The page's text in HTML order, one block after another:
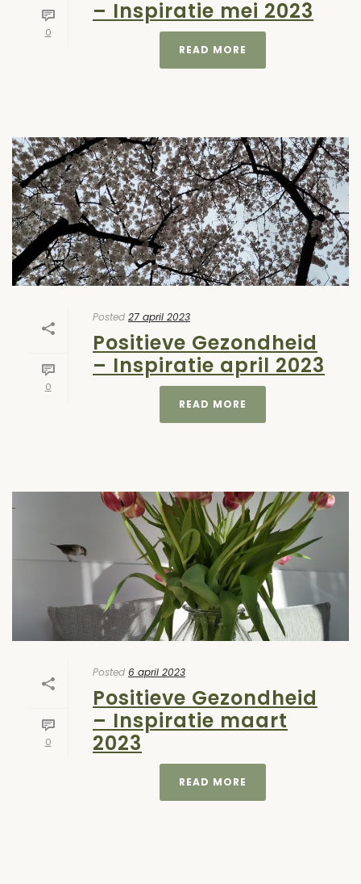
0
– Inspiratie mei 2023
READ MORE
0
Posted 27 april 2023
Positieve Gezondheid
– Inspiratie april 2023
READ MORE
0
Posted 6 april 2023
Positieve Gezondheid
– Inspiratie maart
2023
READ MORE